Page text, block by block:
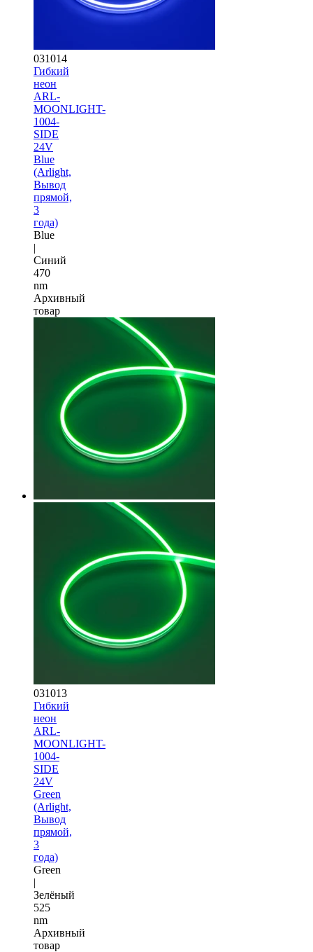
031014
Гибкий
неон
ARL-
MOONLIGHT-
1004-
SIDE
24V
Blue
(Arlight,
Вывод
прямой,
3
года)
Blue
|
Синий
470
nm
Архивный
товар
031013
Гибкий
неон
ARL-
MOONLIGHT-
1004-
SIDE
24V
Green
(Arlight,
Вывод
прямой,
3
года)
Green
|
Зелёный
525
nm
Архивный
товар